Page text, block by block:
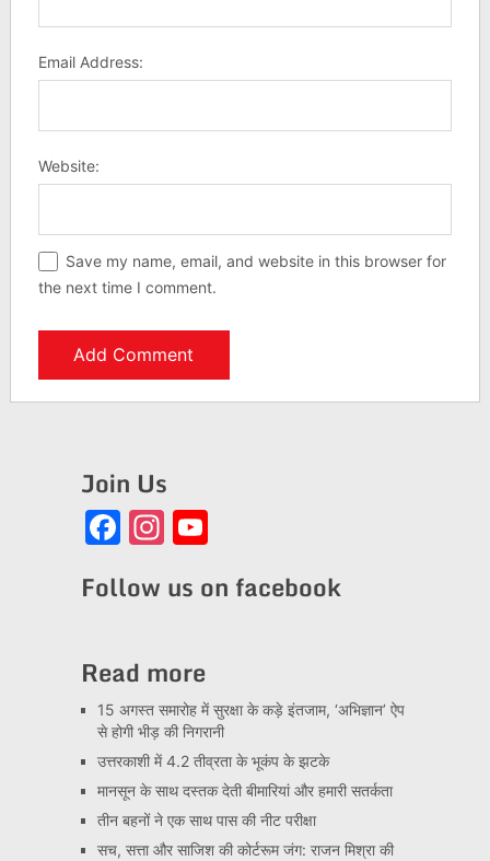
Email Address:
Website:
Save my name, email, and website in this browser for
the next time I comment.
Join Us
Facebook
Instagram
YouTube
Follow us on facebook
Read more
15 अगस्त समारोह में सुरक्षा के कड़े इंतजाम, ‘अभिज्ञान’ ऐप
से होगी भीड़ की निगरानी
उत्तरकाशी में 4.2 तीव्रता के भूकंप के झटके
मानसून के साथ दस्तक देती बीमारियां और हमारी सतर्कता
तीन बहनों ने एक साथ पास की नीट परीक्षा
सच, सत्ता और साजिश की कोर्टरूम जंग: राजन मिश्रा की